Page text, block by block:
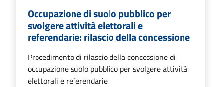
Occupazione di suolo pubblico per
svolgere attività elettorali e
referendarie: rilascio della concessione
Procedimento di rilascio della concessione di
occupazione suolo pubblico per svolgere attività
elettorali e referendarie